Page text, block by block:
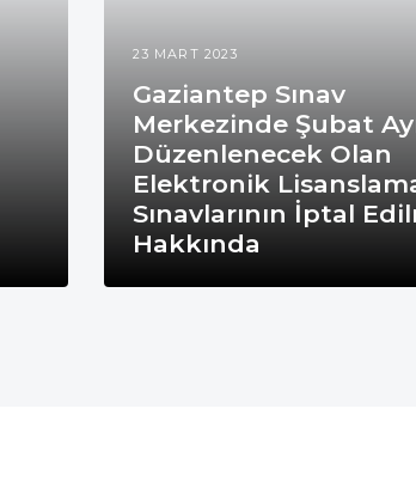
23 MART 2023
Gaziantep Sınav
Merkezinde Şubat
Düzenlenecek Olan
Elektronik
Sınavlarının İptal
Hakkında